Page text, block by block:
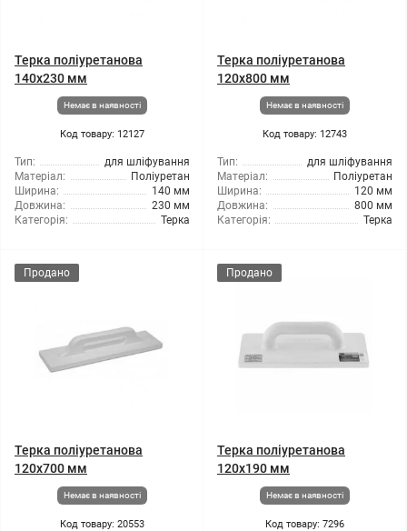
Терка поліуретанова
140x230 мм
Немає в наявності
Код товару: 12127
Тип:
для шліфування
Матеріал:
Поліуретан
Ширина:
140 мм
Довжина:
230 мм
Категорія:
Терка
Терка поліуретанова
120x800 мм
Немає в наявності
Код товару: 12743
Тип:
для шліфування
Матеріал:
Поліуретан
Ширина:
120 мм
Довжина:
800 мм
Категорія:
Терка
Продано
Терка поліуретанова
120x700 мм
Немає в наявності
Код товару: 20553
Продано
Терка поліуретанова
120x190 мм
Немає в наявності
Код товару: 7296